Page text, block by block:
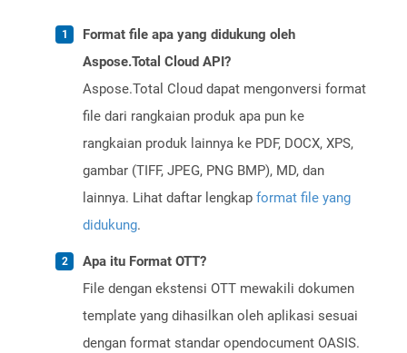
Format file apa yang didukung oleh
Aspose.Total Cloud API?
Aspose.Total Cloud dapat mengonversi format
file dari rangkaian produk apa pun ke
rangkaian produk lainnya ke PDF, DOCX, XPS,
gambar (TIFF, JPEG, PNG BMP), MD, dan
lainnya. Lihat daftar lengkap format file yang
didukung.
Apa itu Format OTT?
File dengan ekstensi OTT mewakili dokumen
template yang dihasilkan oleh aplikasi sesuai
dengan format standar opendocument OASIS.